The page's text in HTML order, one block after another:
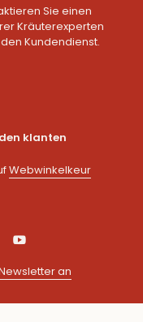
Sie einen
Kräuterexperten
Kundendienst.
klanten
Webwinkelkeur
an